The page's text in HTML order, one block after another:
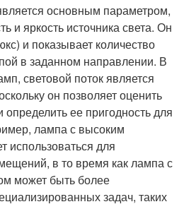
основным параметром,
яркость источника света. Он
и показывает количество
в заданном направлении. В
световой поток является
он позволяет оценить
ее пригодность для
лампа с высоким
использоваться для
в то время как лампа с
может быть более
задач, таких